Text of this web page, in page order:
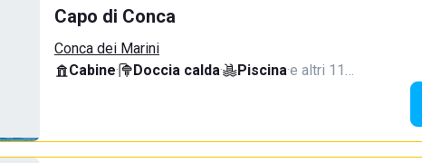
Capo di Conca
Conca dei Marini
Cabine· Doccia calda· Piscina·e altri 11…